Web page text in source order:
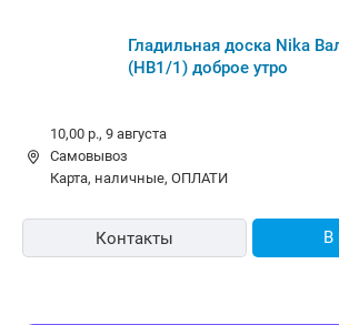
Гладильная доска Nika
(НВ1/1) доброе утро
10,00 р., 9 августа
Самовывоз
карта, наличные, ОПЛАТИ
Контакты В